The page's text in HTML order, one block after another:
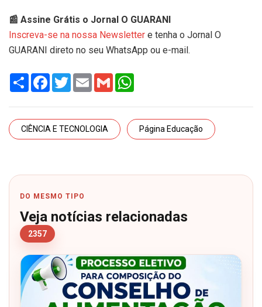
📰 Assine Grátis o Jornal O GUARANI
Inscreva-se na nossa Newsletter e tenha o Jornal O
GUARANI direto no seu WhatsApp ou e-mail.
Share Facebook
TwitterEmail Gmail
CIÊNCIA E TECNOLOGIA Página Educação
DO MESMO TIPO
Veja notícias relacionadas
2357